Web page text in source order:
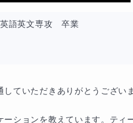
語英文専攻　卒業
ていただきありがとうござい
ションを教えています。ティ